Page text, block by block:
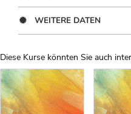
WEITERE DATEN
Diese Kurse könnten Sie auch
Uber Weiterbildungsvorschläge